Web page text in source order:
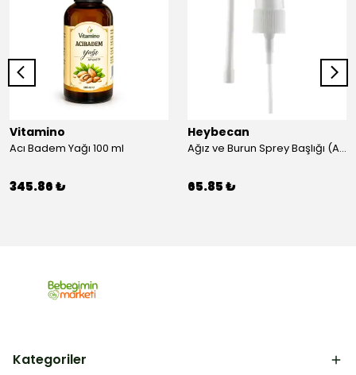
Vitamino
Acı Badem Yağı 100 ml
345.86 ₺
Heybecan
Ağız ve Burun Sprey Başlığı (Aparat)
65.85 ₺
Kategoriler